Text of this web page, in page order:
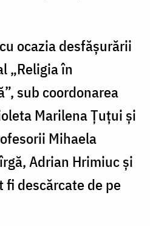
ocazia desfășurării
„Religia în
sub coordonarea
Marilena Țuțui și
Mihaela
Adrian Hrimiuc și
fi descărcate de pe